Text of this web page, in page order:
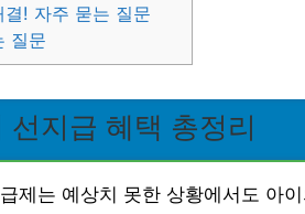
결! 자주 묻는 질문
질문
선지급 혜택 총정리
제는 예상치 못한 상황에서도 아